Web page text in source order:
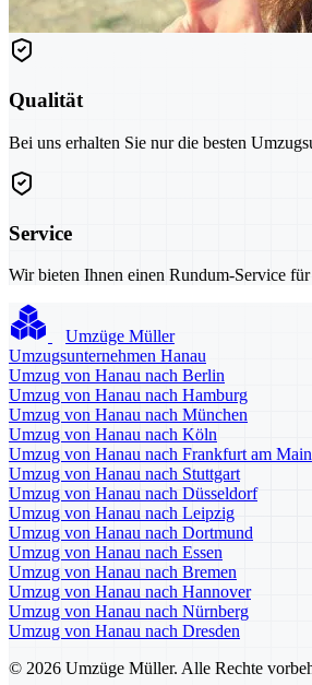
Qualität
Bei uns erhalten Sie nur die besten
Service
Wir bieten Ihnen einen Rundum-Service
Umzüge Müller
Umzugsunternehmen Hanau
Umzug von Hanau nach Berlin
Umzug von Hanau nach Hamburg
Umzug von Hanau nach München
Umzug von Hanau nach Köln
Umzug von Hanau nach Frankfurt am Main
Umzug von Hanau nach Stuttgart
Umzug von Hanau nach Düsseldorf
Umzug von Hanau nach Leipzig
Umzug von Hanau nach Dortmund
Umzug von Hanau nach Essen
Umzug von Hanau nach Bremen
Umzug von Hanau nach Hannover
Umzug von Hanau nach Nürnberg
Umzug von Hanau nach Dresden
© 2026 Umzüge Müller. Alle Rechte